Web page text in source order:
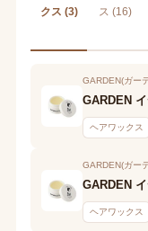
クス (3)
ス (16)
GARDEN(ガー
ヘアワックス
GARDEN(ガー
GARDEN
ヘアワックス